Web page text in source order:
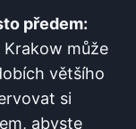
předem:
může
většího​
si
abyste⁣